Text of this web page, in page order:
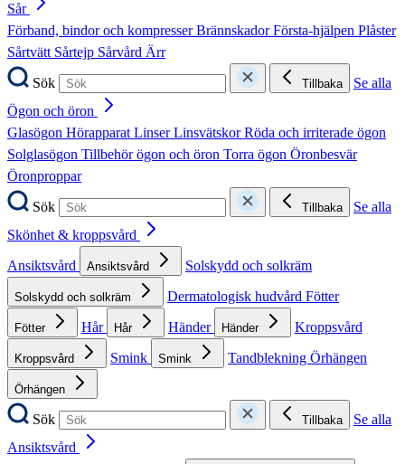
Sår
Förband, bindor och kompresserBrännskadorFörsta-hjälpen Plåster
Sårtvätt Sårtejp Sårvård Ärr
Sök
Tillbaka
Se alla
Ögon och öron
Glasögon HörapparatLinserLinsvätskorRöda och irriterade ögon
Solglasögon Tillbehör ögon och öron Torra ögon Öronbesvär
Öronproppar
Sök
Tillbaka
Se alla
Skönhet & kroppsvård
Ansiktsvård
Ansiktsvård Solskydd och solkräm
Solskydd och solkräm Dermatologisk hudvård Fötter
Fötter Hår Hår Händer Händer Kroppsvård
Kroppsvård Smink Smink Tandblekning Örhängen
Örhängen
Sök Tillbaka
Se alla
Ansiktsvård